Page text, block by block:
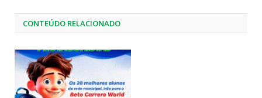
CONTEÚDO RELACIONADO